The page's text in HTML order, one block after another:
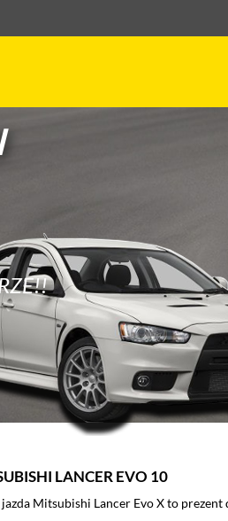
IMPREZA WRX
Subaru Impreza to doskonały